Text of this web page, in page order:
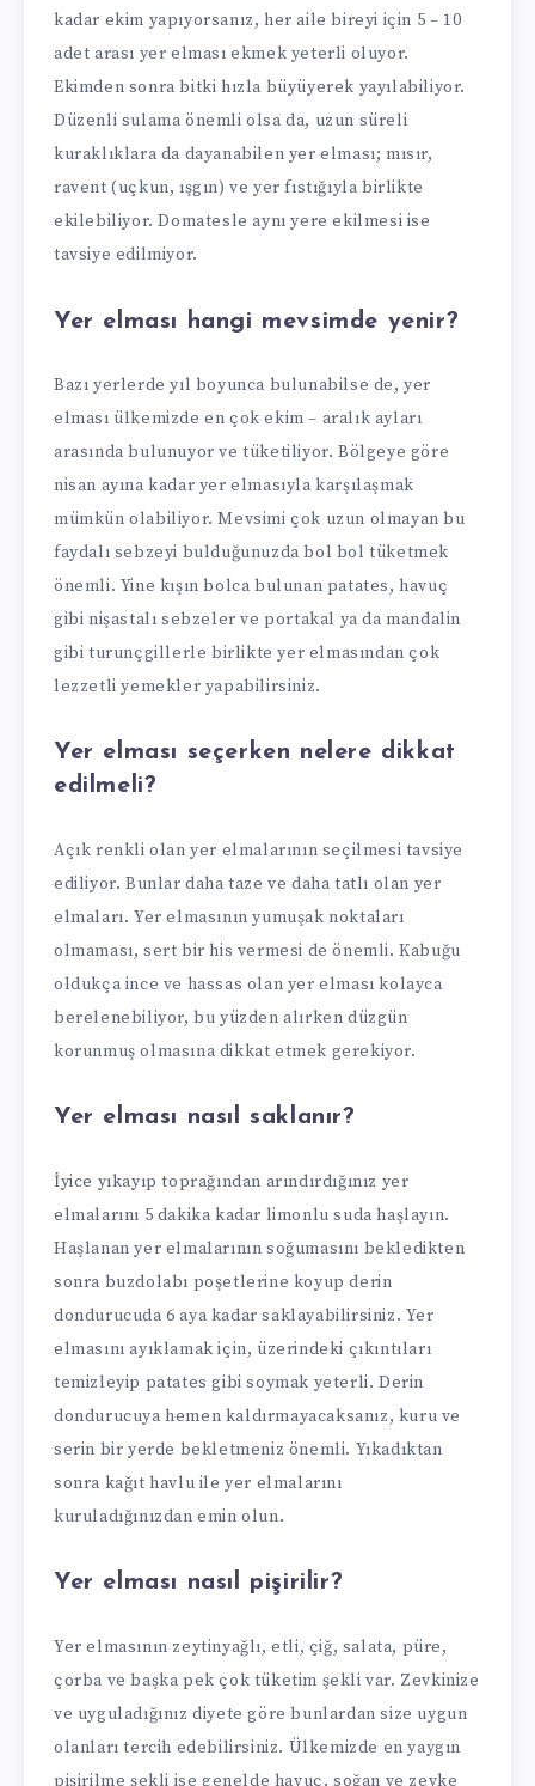
kadar ekim yapıyorsanız, her aile bireyi için 5 – 10
adet arası yer elması ekmek yeterli oluyor.
Ekimden sonra bitki hızla büyüyerek yayılabiliyor.
Düzenli sulama önemli olsa da, uzun süreli
kuraklıklara da dayanabilen yer elması; mısır,
ravent (uçkun, ışgın) ve yer fıstığıyla birlikte
ekilebiliyor. Domatesle aynı yere ekilmesi ise
tavsiye edilmiyor.
Yer elması hangi mevsimde yenir?
Bazı yerlerde yıl boyunca bulunabilse de, yer
elması ülkemizde en çok ekim – aralık ayları
arasında bulunuyor ve tüketiliyor. Bölgeye göre
nisan ayına kadar yer elmasıyla karşılaşmak
mümkün olabiliyor. Mevsimi çok uzun olmayan bu
faydalı sebzeyi bulduğunuzda bol bol tüketmek
önemli. Yine kışın bolca bulunan patates, havuç
gibi nişastalı sebzeler ve portakal ya da mandalin
gibi turunçgillerle birlikte yer elmasından çok
lezzetli yemekler yapabilirsiniz.
Yer elması seçerken nelere dikkat
edilmeli?
Açık renkli olan yer elmalarının seçilmesi tavsiye
ediliyor. Bunlar daha taze ve daha tatlı olan yer
elmaları. Yer elmasının yumuşak noktaları
olmaması, sert bir his vermesi de önemli. Kabuğu
oldukça ince ve hassas olan yer elması kolayca
berelenebiliyor, bu yüzden alırken düzgün
korunmuş olmasına dikkat etmek gerekiyor.
Yer elması nasıl saklanır?
İyice yıkayıp toprağından arındırdığınız yer
elmalarını 5 dakika kadar limonlu suda haşlayın.
Haşlanan yer elmalarının soğumasını bekledikten
sonra buzdolabı poşetlerine koyup derin
dondurucuda 6 aya kadar saklayabilirsiniz. Yer
elmasını ayıklamak için, üzerindeki çıkıntıları
temizleyip patates gibi soymak yeterli. Derin
dondurucuya hemen kaldırmayacaksanız, kuru ve
serin bir yerde bekletmeniz önemli. Yıkadıktan
sonra kağıt havlu ile yer elmalarını
kuruladığınızdan emin olun.
Yer elması nasıl pişirilir?
Yer elmasının zeytinyağlı, etli, çiğ, salata, püre,
çorba ve başka pek çok tüketim şekli var. Zevkinize
ve uyguladığınız diyete göre bunlardan size uygun
olanları tercih edebilirsiniz. Ülkemizde en yaygın
pişirilme şekli ise genelde havuç, soğan ve zevke